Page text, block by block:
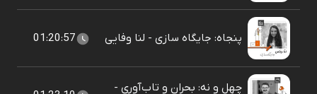
پنجاه: جایگاه سازی - لنا وفایی 01:20:57
چهل و نه: بحران و تاب‌آوری -